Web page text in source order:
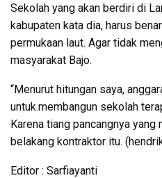
Sekolah yang akan berdiri di
kabupaten kata dia, harus
permukaan laut. Agar tidak
masyarakat Bajo.
“Menurut hitungan saya,
untuk.membangun sekolah
Karena tiang pancangnya yang
belakang kontraktor itu.
Editor : Sarfiayanti